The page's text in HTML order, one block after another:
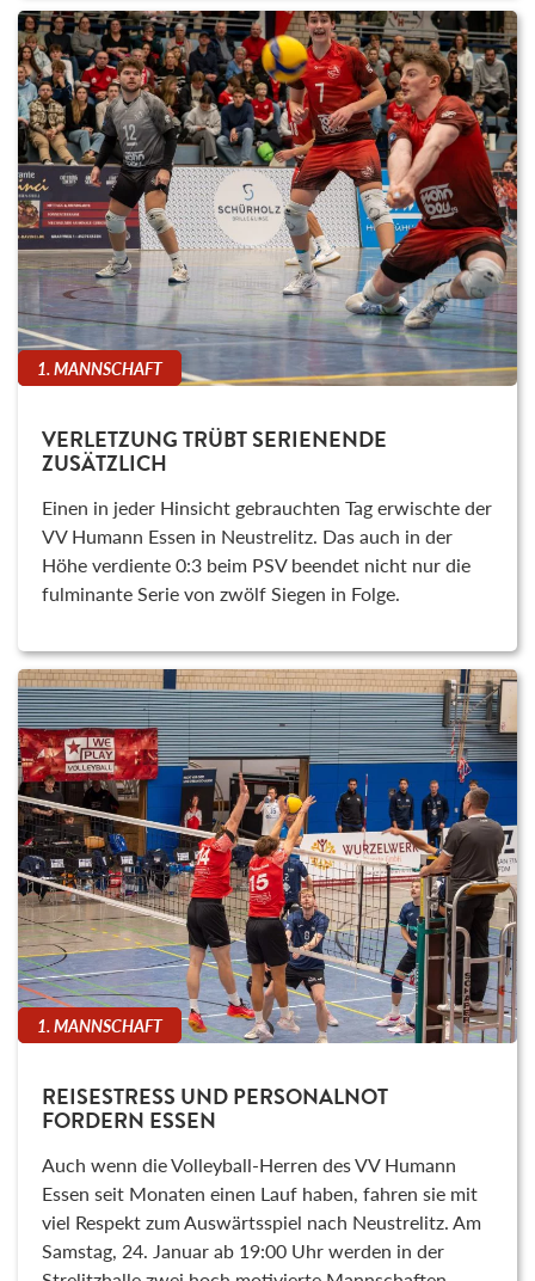
1. MANNSCHAFT
VERLETZUNG TRÜBT SERIENENDE
ZUSÄTZLICH
Einen in jeder Hinsicht gebrauchten Tag erwischte der
VV Humann Essen in Neustrelitz. Das auch in der
Höhe verdiente 0:3 beim PSV beendet nicht nur die
fulminante Serie von zwölf Siegen in Folge.
1. MANNSCHAFT
REISESTRESS UND PERSONALNOT
FORDERN ESSEN
Auch wenn die Volleyball-Herren des VV Humann
Essen seit Monaten einen Lauf haben, fahren sie mit
viel Respekt zum Auswärtsspiel nach Neustrelitz. Am
Samstag, 24. Januar ab 19:00 Uhr werden in der